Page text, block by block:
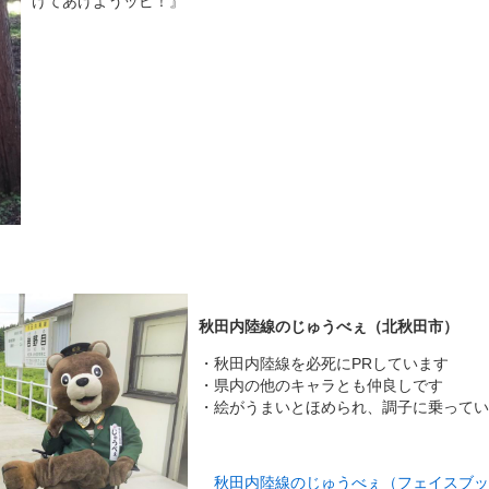
秋田内陸線のじゅうべぇ（北秋田市）
・秋田内陸線を必死にPRしています
・県内の他のキャラとも仲良しです
・絵がうまいとほめられ、調子に乗って
秋田内陸線のじゅうべぇ（フェイスブ